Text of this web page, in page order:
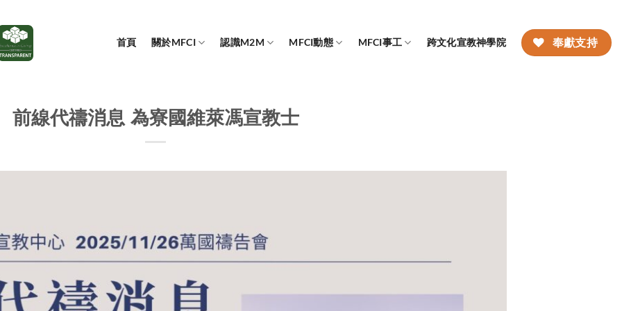
首頁 關於MFCI 認識M2M MFCI動態 MFCI事工 跨文化宣教神學院 奉獻支持
前線代禱消息 為寮國維萊馮宣教士